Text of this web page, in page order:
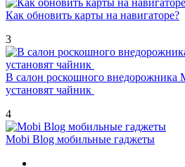
Как обновить карты на навигаторе?
3
В салон роскошного внедорожника
установят чайник
4
Mobi Blog мобильные гаджеты